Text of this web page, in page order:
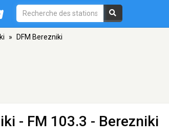
» DFM Berezniki
- FM 103.3 - Berezniki